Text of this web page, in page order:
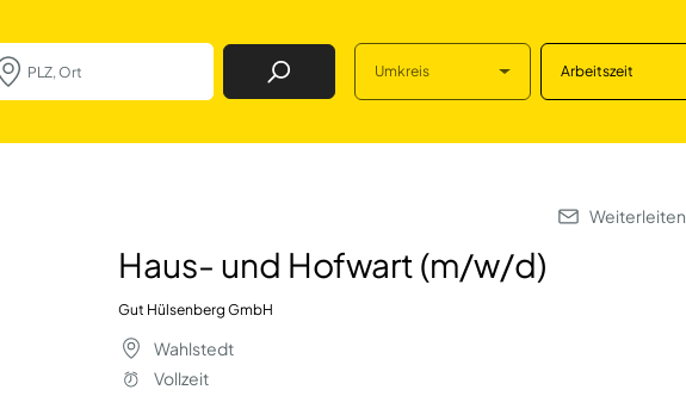
Job Finden Umkreis Arbeitszeit
(m/w/d) in Wahlstedt
Weiterleiten
Haus- und Hofwart (m/w/d)
Gut Hülsenberg GmbH
Wahlstedt
Vollzeit